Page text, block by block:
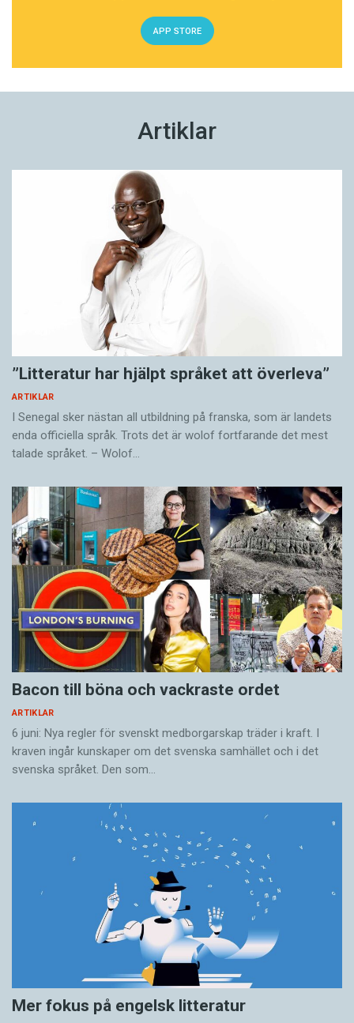
APP STORE
Artiklar
”Litteratur har hjälpt språket att överleva”
ARTIKLAR
I Senegal sker nästan all utbildning på franska, som är landets
enda officiella språk. Trots det är wolof fortfarande det mest
talade språket. – Wolof…
Bacon till böna och vackraste ordet
ARTIKLAR
6 juni: Nya regler för svenskt medborgarskap träder i kraft. I
kraven ingår kunskaper om det svenska samhället och i det
svenska språket. Den som…
Mer fokus på engelsk litteratur